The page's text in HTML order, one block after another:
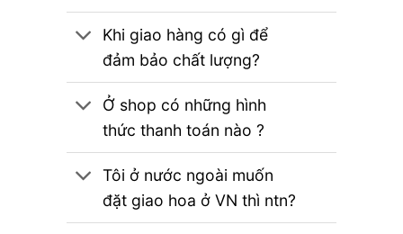
Khi giao hàng có gì để
đảm bảo chất lượng?
Ở shop có những hình
thức thanh toán nào ?
Tôi ở nước ngoài muốn
đặt giao hoa ở VN thì ntn?